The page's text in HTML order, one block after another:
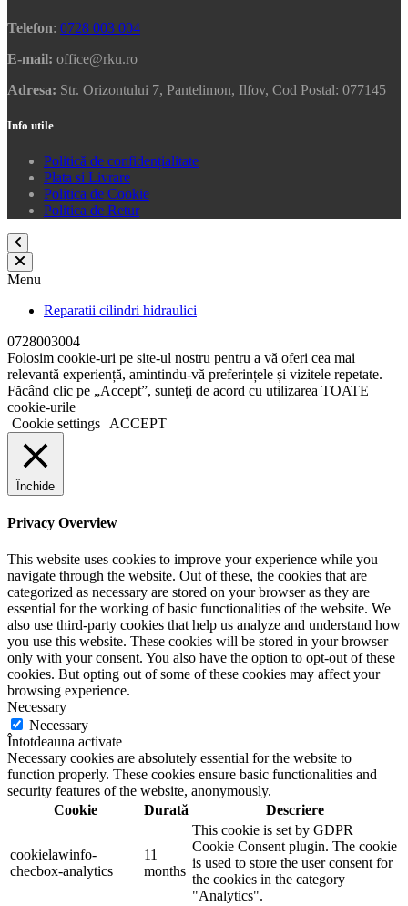
Telefon: 0728 003 004
E-mail: office@rku.ro
Adresa: Str. Orizontului 7, Pantelimon, Ilfov, Cod Postal: 077145
Info utile
Politică de confidențialitate
Plata si Livrare
Politica de Cookie
Politica de Retur
Menu
Reparatii cilindri hidraulici
0728003004
Folosim cookie-uri pe site-ul nostru pentru a vă oferi cea mai
relevantă experiență, amintindu-vă preferințele și vizitele repetate.
Făcând clic pe „Accept”, sunteți de acord cu utilizarea TOATE
cookie-urile
Cookie settings
ACCEPT
Închide
Privacy Overview
This website uses cookies to improve your experience while you
navigate through the website. Out of these, the cookies that are
categorized as necessary are stored on your browser as they are
essential for the working of basic functionalities of the website. We
also use third-party cookies that help us analyze and understand how
you use this website. These cookies will be stored in your browser
only with your consent. You also have the option to opt-out of these
cookies. But opting out of some of these cookies may affect your
browsing experience.
Necessary
Necessary
Întotdeauna activate
Necessary cookies are absolutely essential for the website to
function properly. These cookies ensure basic functionalities and
security features of the website, anonymously.
Cookie
Durată Descriere
cookielawinfo-
checbox-analytics
11
months
This cookie is set by GDPR
Cookie Consent plugin. The cookie
is used to store the user consent for
the cookies in the category
"Analytics".